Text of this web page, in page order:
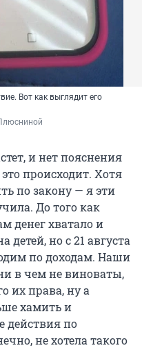
Вот как выглядит его
и нет пояснения
происходит. Хотя
по закону — я эти
До того как
денег хватало и
но с 21 августа
по доходам. Наши
в чем не виноваты,
их права, ну а
хамить и
действия по
не хотела такого